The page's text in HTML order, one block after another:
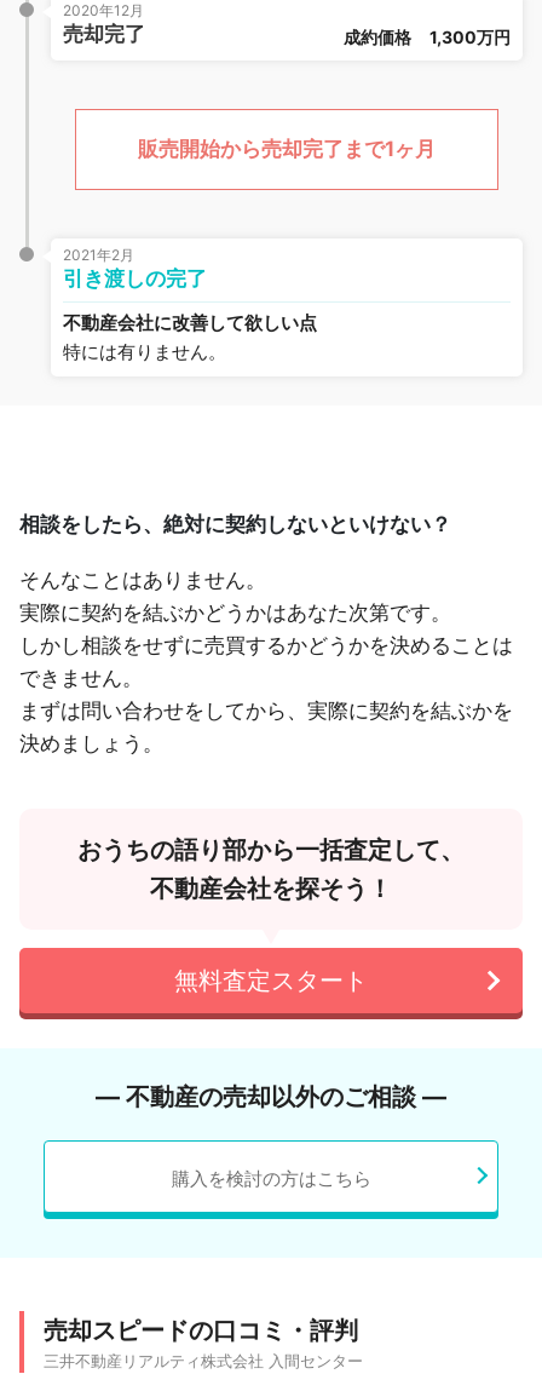
2020年12月
売却完了 成約価格 1,300万円
販売開始から売却完了まで1ヶ月
2021年2月
引き渡しの完了
不動産会社に改善して欲しい点
特には有りません。
相談をしたら、絶対に契約しないといけない？
そんなことはありません。
実際に契約を結ぶかどうかはあなた次第です。
しかし相談をせずに売買するかどうかを決めることは
できません。
まずは問い合わせをしてから、実際に契約を結ぶかを
決めましょう。
おうちの語り部から一括査定して、
不動産会社を探そう！
無料査定スタート
― 不動産の売却以外のご相談 ―
購入を検討の方はこちら
売却スピードの口コミ・評判
三井不動産リアルティ株式会社 入間センター